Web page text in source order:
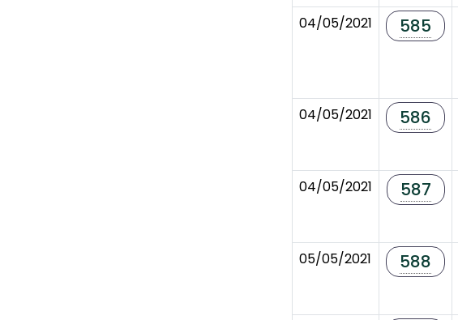
04/05/2021 585
04/05/2021
586
04/05/2021
587
05/05/2021 588